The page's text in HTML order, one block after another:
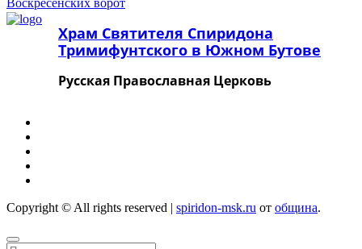
Апрель 2023
Март 2023
Февраль 2023
Январь 2023
Ноябрь 2022
Январь 2022
Декабрь 2021
Октябрь 2021
Храм Святителя Спиридона
Тримифунтского в Южном Бутове
Русская Православная Церковь
Copyright © All rights reserved | spiridon-msk.ru от община.